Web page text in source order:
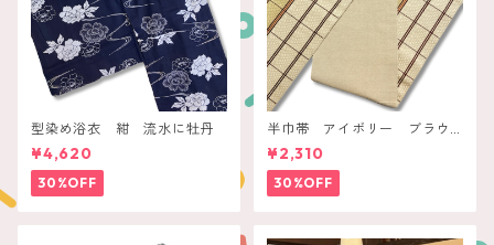
型染め浴衣 紺 流水に牡丹
¥4,620
30%OFF
半巾帯 アイボリー ブラウ
ンチェック
¥2,310
30%OFF